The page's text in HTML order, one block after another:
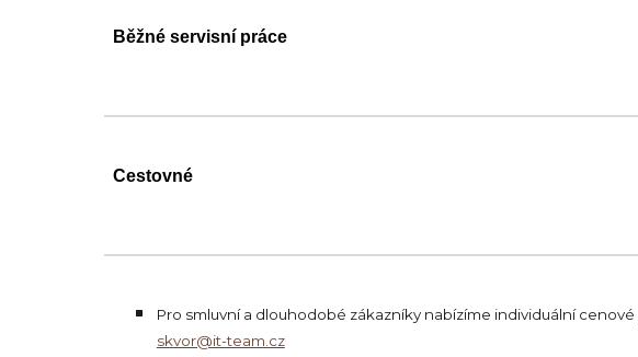
Běžné servisní práce
Cestovné
Pro smluvní a dlouhodobé zákazníky nabízíme individuální
skvor@it-team.cz